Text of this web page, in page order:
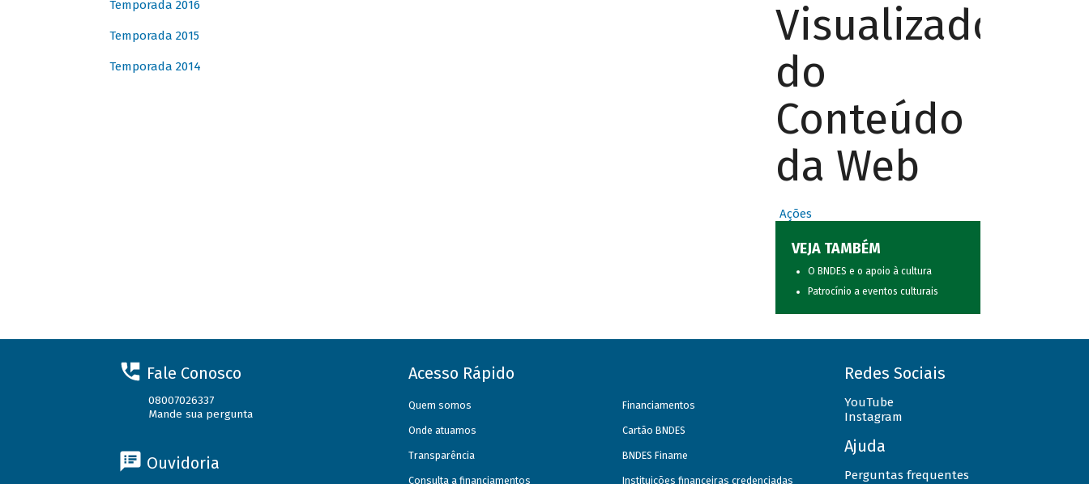
Temporada 2016
Temporada 2015
Temporada 2014
Visualizador
do
Conteúdo
da Web
Ações
VEJA TAMBÉM
O BNDES e o apoio à cultura
Patrocínio a eventos culturais
Fale Conosco
08007026337
Mande sua pergunta
Ouvidoria
Acesso Rápido
Quem somos
Onde atuamos
Transparência
Consulta a financiamentos
Financiamentos
Cartão BNDES
BNDES Finame
Instituições financeiras credenciadas
Redes Sociais
YouTube
Instagram
Ajuda
Perguntas frequentes